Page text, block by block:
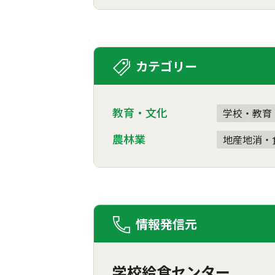
カテゴリー
教育・文化 学校・教育
農林業 地産地消・
情報発信元